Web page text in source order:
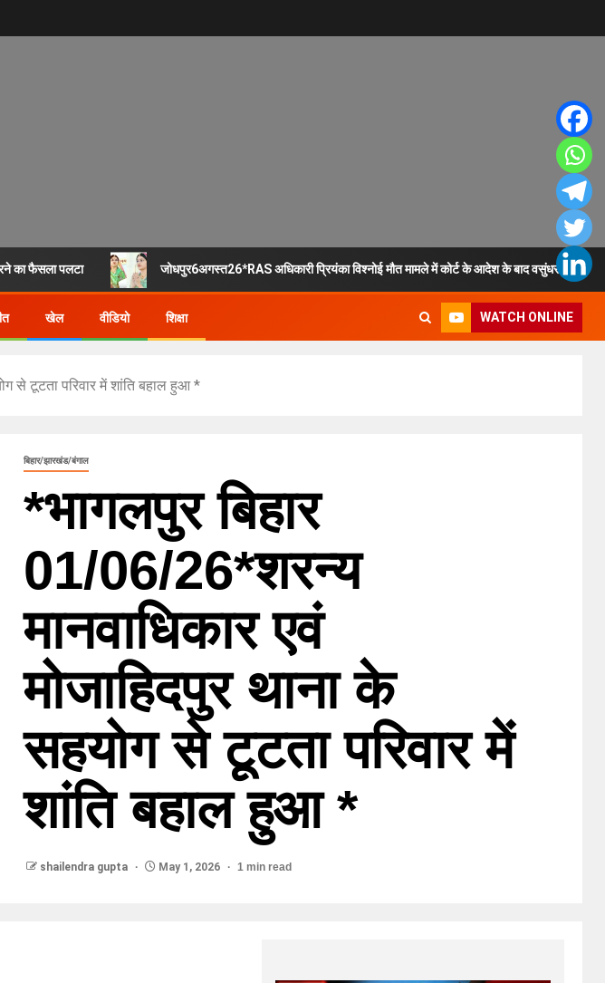
का फैसला पलटा जोधपुर6अगस्त26*RAS अधिकारी प्रियंका विश्नोई मौत मामले में कोर्ट के आदेश के बाद वसुंधरा
खेल वीडियो शिक्षा WATCH ONLINE
से टूटता परिवार में शांति बहाल हुआ *
बिहार/झारखंड/बंगाल
*भागलपुर बिहार
01/06/26*शरन्य
मानवाधिकार एवं
मोजाहिदपुर थाना के
सहयोग से टूटता परिवार में
शांति बहाल हुआ *
shailendra gupta May 1, 2026 1 min read